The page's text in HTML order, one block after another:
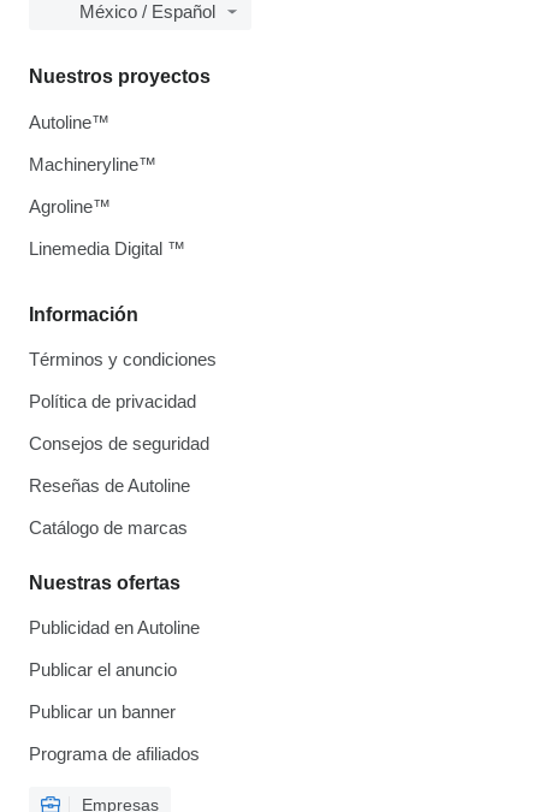
México / Español
Información
Términos y condiciones
Política de privacidad
Consejos de seguridad
Reseñas de Autoline
Catálogo de marcas
Nuestras ofertas
Publicidad en Autoline
Publicar el anuncio
Publicar un banner
Programa de afiliados
Empresas
Nuestros proyectos
Autoline™
Machineryline™
Agroline™
Linemedia Digital ™